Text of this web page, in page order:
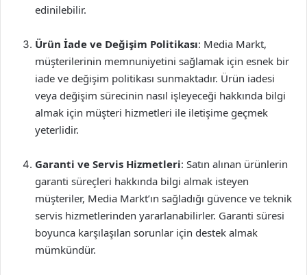
edinilebilir.
Ürün İade ve Değişim Politikası: Media Markt,
müşterilerinin memnuniyetini sağlamak için esnek bir
iade ve değişim politikası sunmaktadır. Ürün iadesi
veya değişim sürecinin nasıl işleyeceği hakkında bilgi
almak için müşteri hizmetleri ile iletişime geçmek
yeterlidir.
Garanti ve Servis Hizmetleri: Satın alınan ürünlerin
garanti süreçleri hakkında bilgi almak isteyen
müşteriler, Media Markt’ın sağladığı güvence ve teknik
servis hizmetlerinden yararlanabilirler. Garanti süresi
boyunca karşılaşılan sorunlar için destek almak
mümkündür.